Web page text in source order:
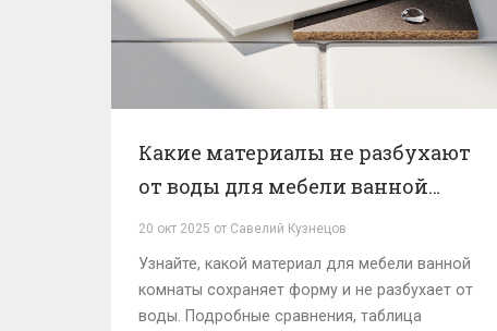
Какие материалы не разбухают
от воды для мебели ванной
комнаты
20 окт 2025 от Савелий Кузнецов
Узнайте, какой материал для мебели ванной
комнаты сохраняет форму и не разбухает от
воды. Подробные сравнения, таблица